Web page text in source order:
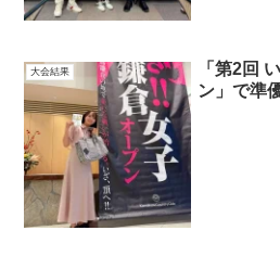
大会結果
「第2回
ン」で準